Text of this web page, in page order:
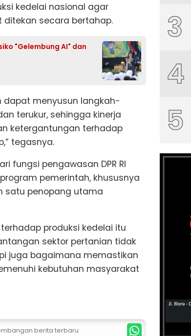
kedelai nasional agar
secara bertahap.
"Gelembung AI" dan
dapat menyusun langkah-
terukur, sehingga kinerja
ketergantungan terhadap
tegasnya.
fungsi pengawasan DPR RI
pemerintah, khususnya
satu penopang utama
produksi kedelai itu
sektor pertanian tidak
juga bagaimana memastikan
kebutuhan masyarakat
berita terbaru
3
4
5